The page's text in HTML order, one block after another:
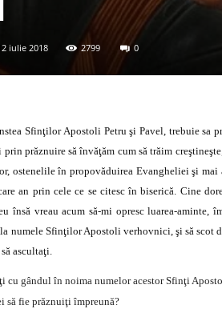
iulie 2018 2799 0
Sfinţilor Apostoli Petru şi Pavel, trebuie sa
prin prăznuire să învăţăm cum să trăim
ostenelile în propovăduirea Evangheliei şi mai
an prin cele ce se citesc în biserică. Cine
însă vreau acum să-mi opresc luarea-
numele Sfinţilor Apostoli verhovnici, şi să scot
ascultaţi.
cu gândul în noima numelor acestor Sfinţi
să fie prăznuiţi împreună?